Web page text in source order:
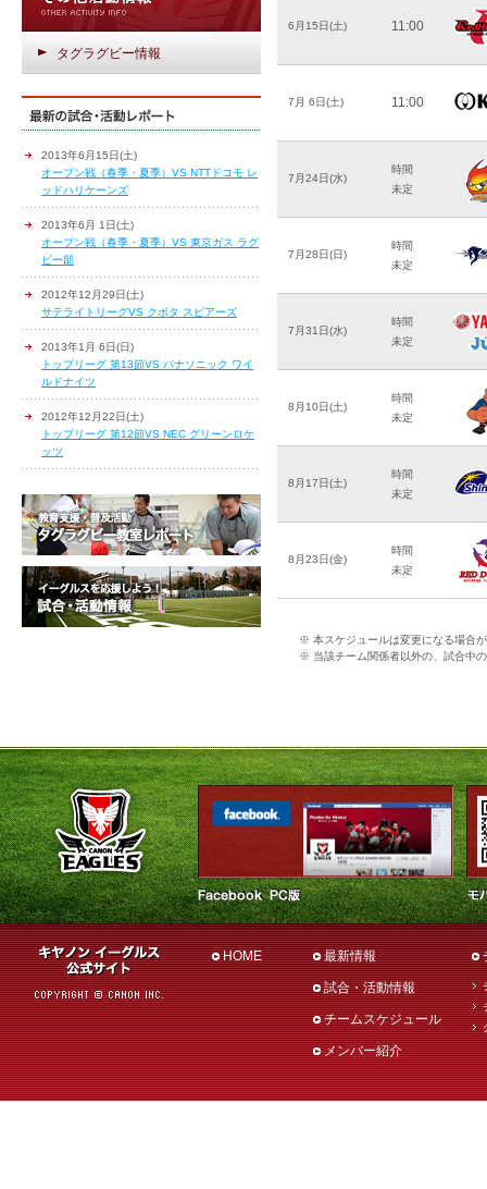
タグラグビー情報
2013年6月15日(土)
オープン戦（春季・夏季）VS NTTドコモ レ
ッドハリケーンズ
2013年6月 1日(土)
オープン戦（春季・夏季）VS 東京ガス ラグ
ビー部
2012年12月29日(土)
サテライトリーグVS クボタ スピアーズ
2013年1月 6日(日)
トップリーグ 第13節VS パナソニック ワイ
ルドナイツ
2012年12月22日(土)
トップリーグ 第12節VS NEC グリーンロケ
ッツ
6月15日(土) 11:00
7月 6日(土) 11:00
7月24日(水)
時間
未定
7月28日(日)
時間
未定
7月31日(水)
時間
未定
8月10日(土)
時間
未定
8月17日(土)
時間
未定
8月23日(金)
時間
未定
※ 本スケジュールは変更になる場合
※ 当該チーム関係者以外の、試合中
HOME 最新情報
試合・活動情報
チームスケジュール
メンバー紹介